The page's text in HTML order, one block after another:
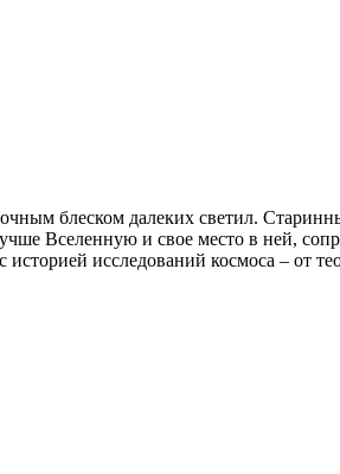
блеском далеких светил.
Вселенную и свое место в ней,
исследований космоса – от